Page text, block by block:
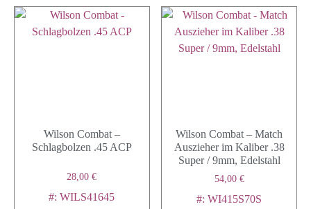
Wilson Combat –
Schlagbolzen .45 ACP
28,00€
#: WILS41645
Wilson Combat – Match
Auszieher im Kaliber .38
Super / 9mm, Edelstahl
54,00 €
#: WI415S70S